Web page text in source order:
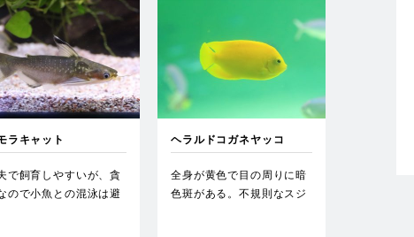
ラキャット
で飼育しやすいが、貪
ので小魚との混泳は避
ヘラルドコガネヤッコ
全身が黄色で目の周りに暗
色斑がある。不規則なスジ